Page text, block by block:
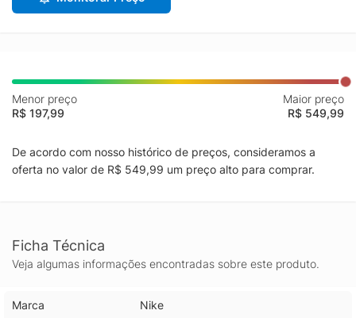
Menor preço
R$ 197,99
Maior preço
R$ 549,99
De acordo com nosso histórico de preços, consideramos a
oferta no valor de R$ 549,99 um preço alto para comprar.
Ficha Técnica
Veja algumas informações encontradas sobre este produto.
Marca Nike